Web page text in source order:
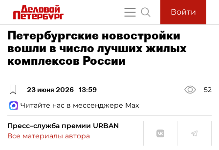
Войти
Петербургские новостройки
вошли в число лучших жилых
комплексов России
23 июня 2026 13:59
52
Читайте нас в мессенджере Max
Пресс–служба премии URBAN
Все материалы автора